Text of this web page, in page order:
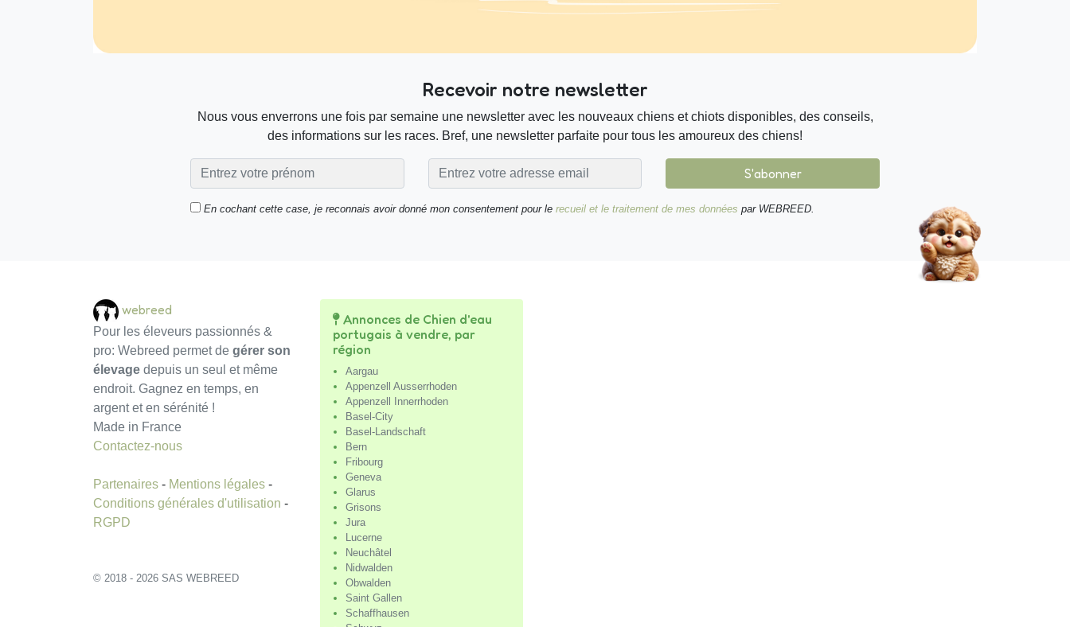
Recevoir notre newsletter
Nous vous enverrons une fois par semaine une newsletter avec les nouveaux chiens et chiots disponibles, des conseils,
des informations sur les races. Bref, une newsletter parfaite pour tous les amoureux des chiens!
S'abonner
En cochant cette case, je reconnais avoir donné mon consentement pour le recueil et le traitement de mes données par WEBREED.
webreed
Pour les éleveurs passionnés &
pro: Webreed permet de gérer son
élevage depuis un seul et même
endroit. Gagnez en temps, en
argent et en sérénité !
Made in France
Contactez-nous
Partenaires - Mentions légales -
Conditions générales d'utilisation -
RGPD
© 2018 - 2026 SAS WEBREED
Annonces de Chien d'eau
portugais à vendre, par
région
Aargau
Appenzell Ausserrhoden
Appenzell Innerrhoden
Basel-City
Basel-Landschaft
Bern
Fribourg
Geneva
Glarus
Grisons
Jura
Lucerne
Neuchâtel
Nidwalden
Obwalden
Saint Gallen
Schaffhausen